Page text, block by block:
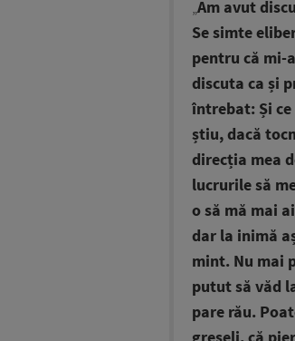
„Am avut
Se simte
pentru că mi-
discuta ca și
întrebat: Și ce
știu, dacă
direcția mea
lucrurile să
o să mă mai
dar la inimă
mint. Nu mai
putut să văd
pare rău.